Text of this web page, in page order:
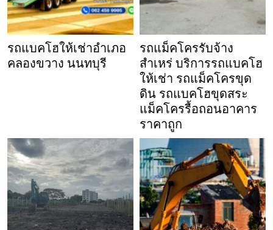
รถแบคโฮให้เช่าอำเภอ
คลองขวาง นนทบุรี
รถแม็คโครรับจ้าง
สำเหร่ บริการรถแบคโฮ
ให้เช่า รถแม็คโครขุด
ดิน รถแบคโฮขุดสระ
แม็คโครรื้อถอนอาคาร
ราคาถูก